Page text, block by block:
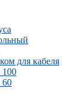
для кабеля